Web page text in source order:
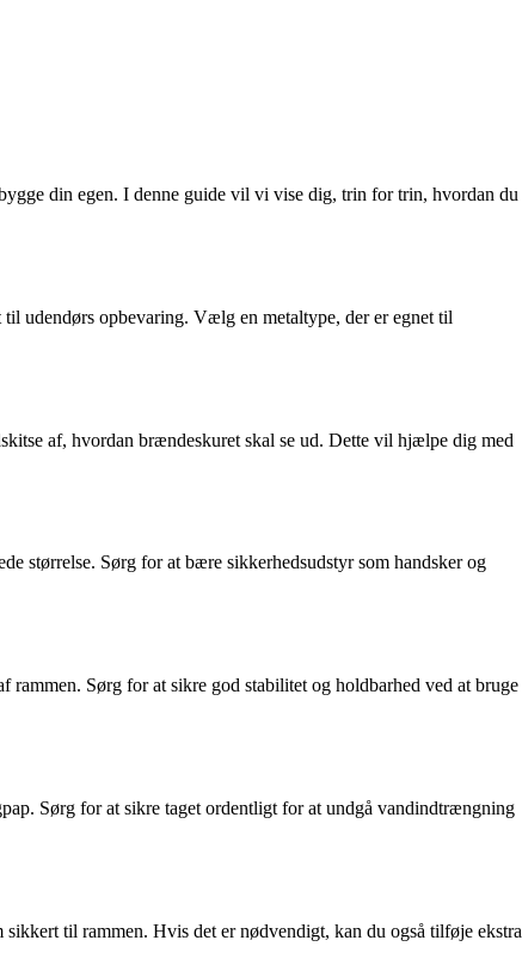
din egen. I denne guide vil vi vise dig, trin for trin, hvordan du
udendørs opbevaring. Vælg en metaltype, der er egnet til
af, hvordan brændeskuret skal se ud. Dette vil hjælpe dig med
størrelse. Sørg for at bære sikkerhedsudstyr som handsker og
rammen. Sørg for at sikre god stabilitet og holdbarhed ved at bruge
Sørg for at sikre taget ordentligt for at undgå vandindtrængning
til rammen. Hvis det er nødvendigt, kan du også tilføje ekstra